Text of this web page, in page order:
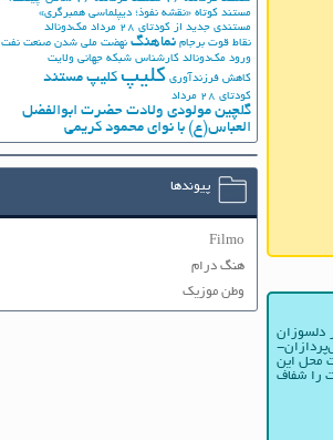
دلسوزان
محل این
را شفاف
مستند کوتاه «نقشه نفوذ؛ دیپلماسی همبرگری»
مستندی جدید از کودتای 28 مرداد
مک‌دونالد
نقاط قوت برجام نماهنگ نهضت ملي شدن صنعت نفت
ورود مک‌دونالد کارشناس شبکه جهانی ولایت
کاهش فرزندآوری کلیپ کلیپ مستند
کودتای 28 مرداد
گلچین مولودی ولادت حضرت ابوالفضل
العباس(ع) با نوای محمود کریمی
پیوندها
Filmo
هنگ درام
وطن موزیک